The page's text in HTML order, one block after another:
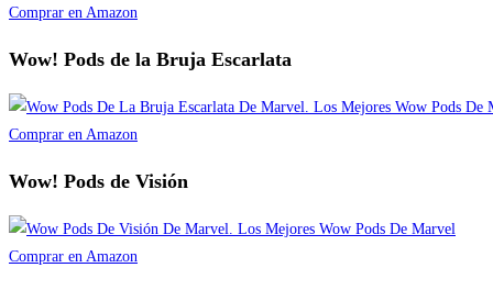
Comprar en Amazon
Wow! Pods de la Bruja Escarlata
Comprar en Amazon
Wow! Pods de Visión
Comprar en Amazon